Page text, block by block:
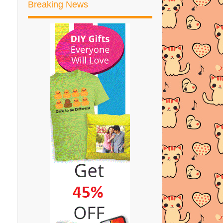
22 Tulisan Tangan Yang Korang
Bagman Laptop Backpack dari
Zalora.my memang ada G...
BROOCH Mini Giveaway
GIVEAWAY: HARI RAYA AIDILADHA
by Yaya Cendana
CARA SOLAT SUNAT TAUBAT
RESEPI UDANG MASAK MASAM
MANIS
RESEPI AYAM BAKAR MADU
GIVEAWAY BIRTHDAY MUM &
Lirik Lagu dan Video Lagu Supergirl -
Breaking News